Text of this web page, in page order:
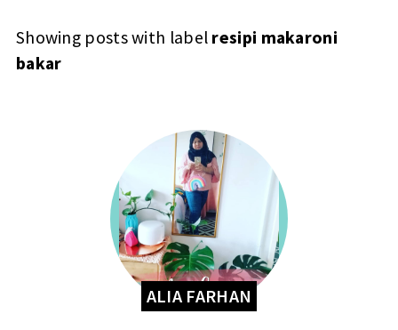
Showing posts with label resipi makaroni
bakar
ALIA FARHAN